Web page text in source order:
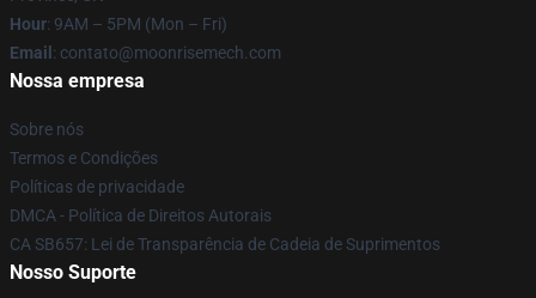
Hour: 9AM – 5PM (Mon – Fri)
Email : contato@moonrisemech.com
Nossa empresa
Sobre nós
Termos e Condições
Políticas de privacidade
DMCA - Política de Direitos Autorais
CA SB657: Lei de Transparência de Cadeia de Suprimentos
Nosso Suporte